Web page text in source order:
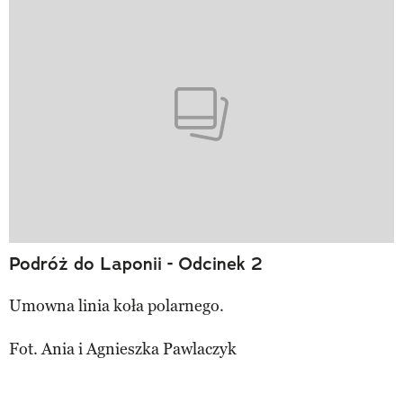
Podróż do Laponii - Odcinek 2
Umowna linia koła polarnego.
Fot. Ania i Agnieszka Pawlaczyk